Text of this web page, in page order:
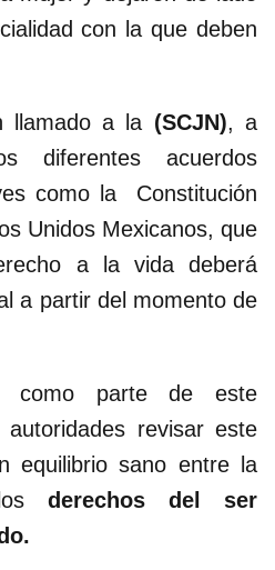
con la que deben
llamado a la (SCJN), a
diferentes acuerdos
como la Constitución
Unidos Mexicanos, que
a la vida deberá
a partir del momento de
como parte de este
revisar este
equilibrio sano entre la
derechos del ser